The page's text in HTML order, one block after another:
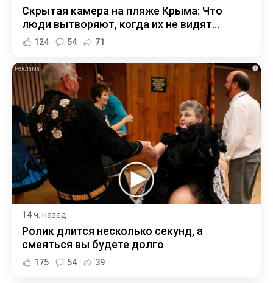
Скрытая камера на пляже Крыма: Что
люди вытворяют, когда их не видят...
124 54 71
i
14 ч. назад
Ролик длится несколько секунд, а
смеяться вы будете долго
175 54 39